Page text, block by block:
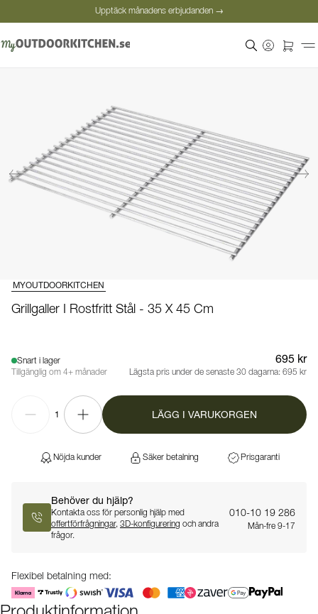
Upptäck månadens erbjudanden →
MYOUTDOORKITCHEN
Grillgaller I Rostfritt Stål - 35 X 45 Cm
Snart i lager
Tillgänglig om 4+ månader
695 kr
Lägsta pris under de senaste 30 dagarna: 695 kr
1 LÄGG I VARUKORGEN
Nöjda kunder Säker betalning Prisgaranti
Behöver du hjälp?
Kontakta oss för personlig hjälp med
offertförfrågningar, 3D-konfigurering och andra
frågor.
010-10 19 286
Mån-fre 9-17
Flexibel betalning med: